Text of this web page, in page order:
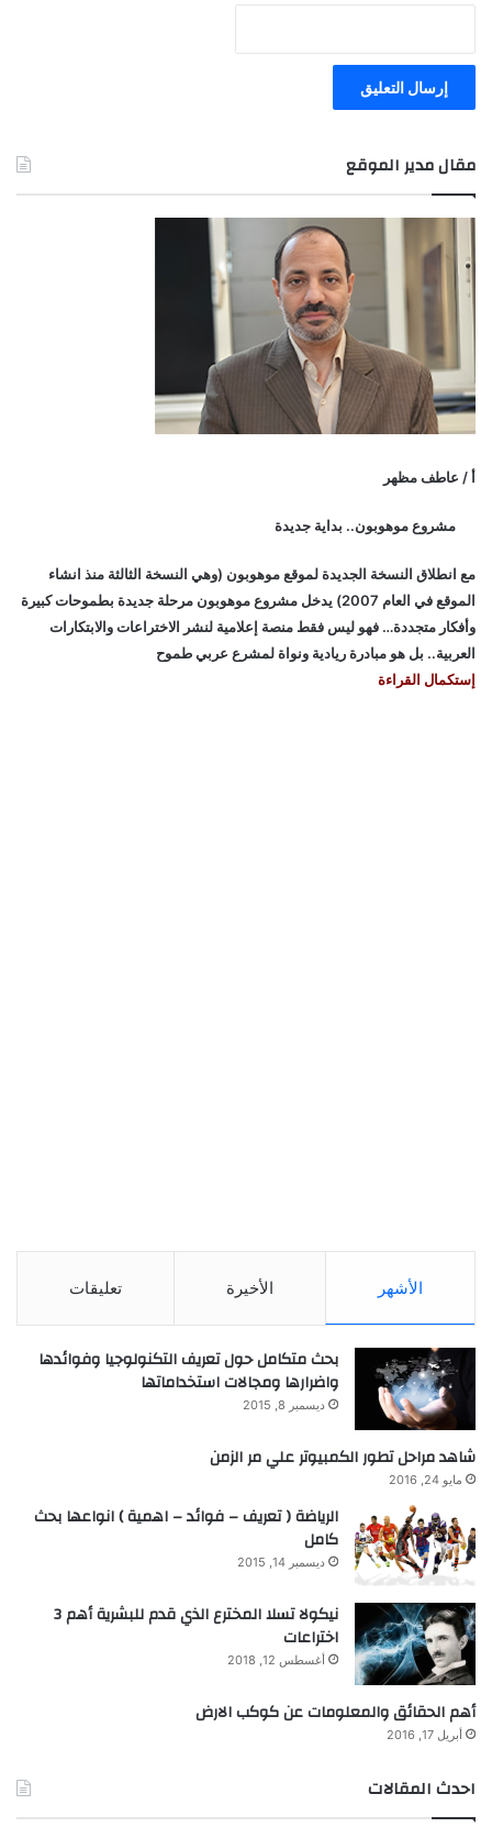
مقال مدير الموقع
أ / عاطف مظهر
مشروع موهوبون.. بداية جديدة
مع انطلاق النسخة الجديدة لموقع موهوبون (وهي النسخة الثالثة منذ انشاء
الموقع في العام 2007) يدخل مشروع موهوبون مرحلة جديدة بطموحات كبيرة
وأفكار متجددة… فهو ليس فقط منصة إعلامية لنشر الاختراعات والابتكارات
العربية.. بل هو مبادرة ريادية ونواة لمشرع عربي طموح
إستكمال القراءة
الأشهر الأخيرة تعليقات
بحث متكامل حول تعريف التكنولوجيا وفوائدها
واضرارها ومجالات استخداماتها
ديسمبر 8, 2015
شاهد مراحل تطور الكمبيوتر علي مر الزمن
مايو 24, 2016
الرياضة ( تعريف – فوائد – اهمية ) انواعها بحث
كامل
ديسمبر 14, 2015
نيكولا تسلا المخترع الذي قدم للبشرية أهم 3
اختراعات
أغسطس 12, 2018
أهم الحقائق والمعلومات عن كوكب الارض
أبريل 17, 2016
احدث المقالات